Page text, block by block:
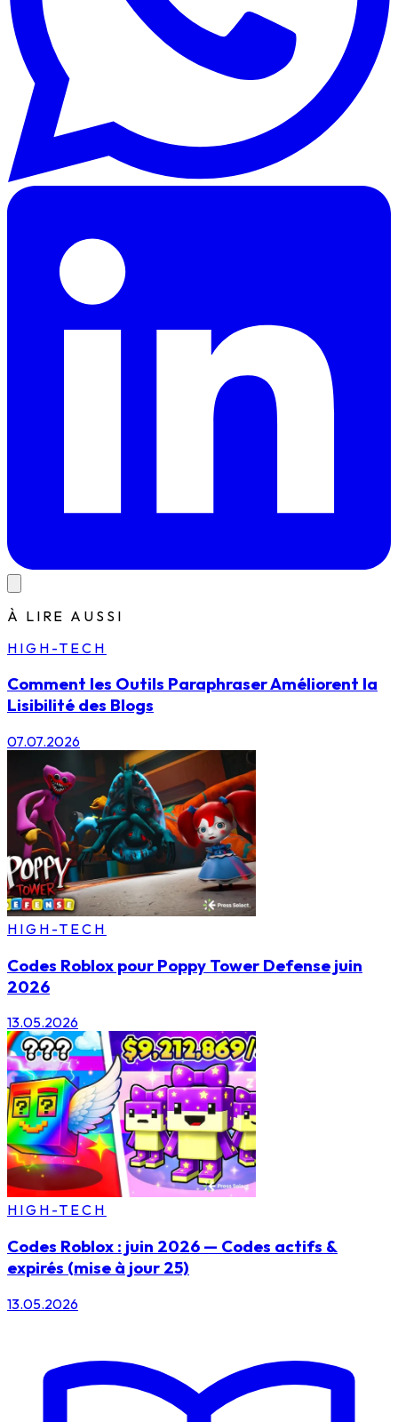
À LIRE AUSSI
HIGH-TECH
Comment les Outils Paraphraser Améliorent la
Lisibilité des Blogs
07.07.2026
HIGH-TECH
Codes Roblox pour Poppy Tower Defense juin
2026
13.05.2026
HIGH-TECH
Codes Roblox : juin 2026 — Codes actifs &
expirés (mise à jour 25)
13.05.2026